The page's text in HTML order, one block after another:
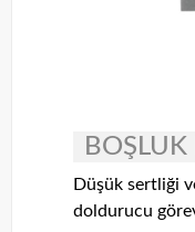
BOŞLUK
Düşük sertliği
doldurucu